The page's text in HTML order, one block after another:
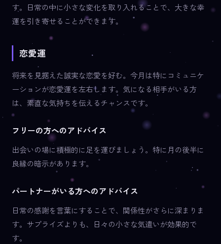
す。日常の中に小さな変化を取り入れることで、大きな幸
運を引き寄せることができます。
恋愛運
将来を見据えた誠実な恋愛を好む。今月は特にコミュニケ
ーションが恋愛運を左右します。気になる相手がいる方
は、素直な気持ちを伝えるチャンスです。
フリーの方へのアドバイス
出会いの場に積極的に足を運びましょう。特に月の後半に
良縁の暗示があります。
パートナーがいる方へのアドバイス
日常の感謝を言葉にすることで、関係性がさらに深まりま
す。サプライズよりも、日々の小さな気遣いが効果的で
す。